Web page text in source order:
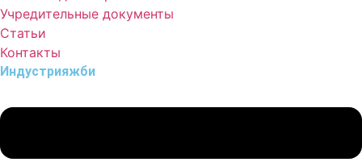
Учредительные документы
Статьи
Контакты
Индустрияжби